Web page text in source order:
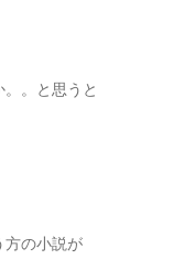
。と思うと
方の小説が